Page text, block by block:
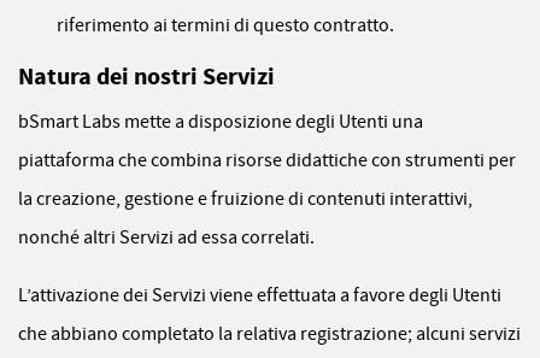
riferimento ai termini di questo contratto.
Natura dei nostri Servizi
bSmart Labs mette a disposizione degli Utenti una
piattaforma che combina risorse didattiche con strumenti per
la creazione, gestione e fruizione di contenuti interattivi,
nonché altri Servizi ad essa correlati.
L’attivazione dei Servizi viene effettuata a favore degli Utenti
che abbiano completato la relativa registrazione; alcuni servizi